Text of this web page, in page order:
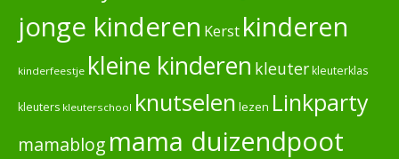
jonge kinderen Kerst kinderen
kinderfeestje kleine kinderen kleuterkleuterklas
kleuters kleuterschool knutselen lezen Linkparty
mamablog mama duizendpoot